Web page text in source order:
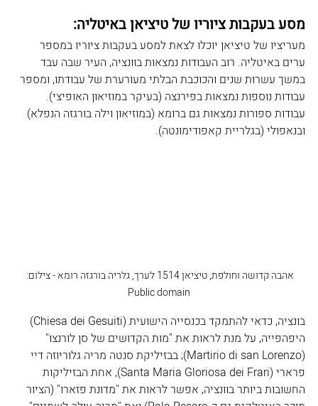
מסע בעקבות ציוריו של טיציאן באיטליה:
מעריציו של טיציאן יוכלו לצאת למסע בעקבות ציוריו במספר
ערים באיטליה. רוב העבודות נמצאות בוונציה, העיר שבה עבד
במשך עשרות שנים והכוכבת הבלתי מעורערת של עבודתו, ומספר
עבודות נוספות נמצאות בפירנצה (בעיקר במוזיאון האופיצי).
עבודות ספורות נמצאות גם ברומא (במוזיאון וילה בורגזה הנפלא)
ובנאפולי (בגלריית קאפודימונטה).
אהבה קדושה וחולפת, טיציאן 1514 לערך, גלריה בורגזה רומא - צילום:
Public domain
בונציה, כדאי להתמקד בכנסייה הישועית (Chiesa dei Gesuiti)
היפהפייה, על מנת לראות את "מות הקדושים של סן לורנצו"
(Martirio di san Lorenzo); בבזיליקת סנטה מריה גלוריוזה דיי
פרארי (Santa Maria Gloriosa dei Frari), אחת הבזיליקות
החשובות ביותר בוונציה, אפשר לראות את "מדונת פזארו" (הציור